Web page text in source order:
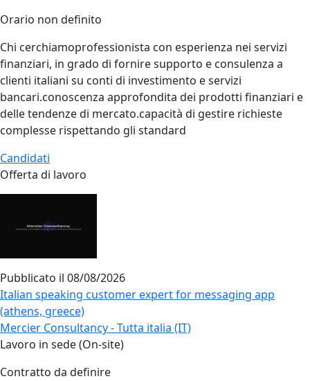
Orario non definito
Chi cerchiamoprofessionista con esperienza nei servizi
finanziari, in grado di fornire supporto e consulenza a
clienti italiani su conti di investimento e servizi
bancari.conoscenza approfondita dei prodotti finanziari e
delle tendenze di mercato.capacità di gestire richieste
complesse rispettando gli standard
Candidati
Offerta di lavoro
Pubblicato il 08/08/2026
Italian speaking customer expert for messaging app
(athens, greece)
Mercier Consultancy - Tutta italia (IT)
Lavoro in sede (On-site)
Contratto da definire